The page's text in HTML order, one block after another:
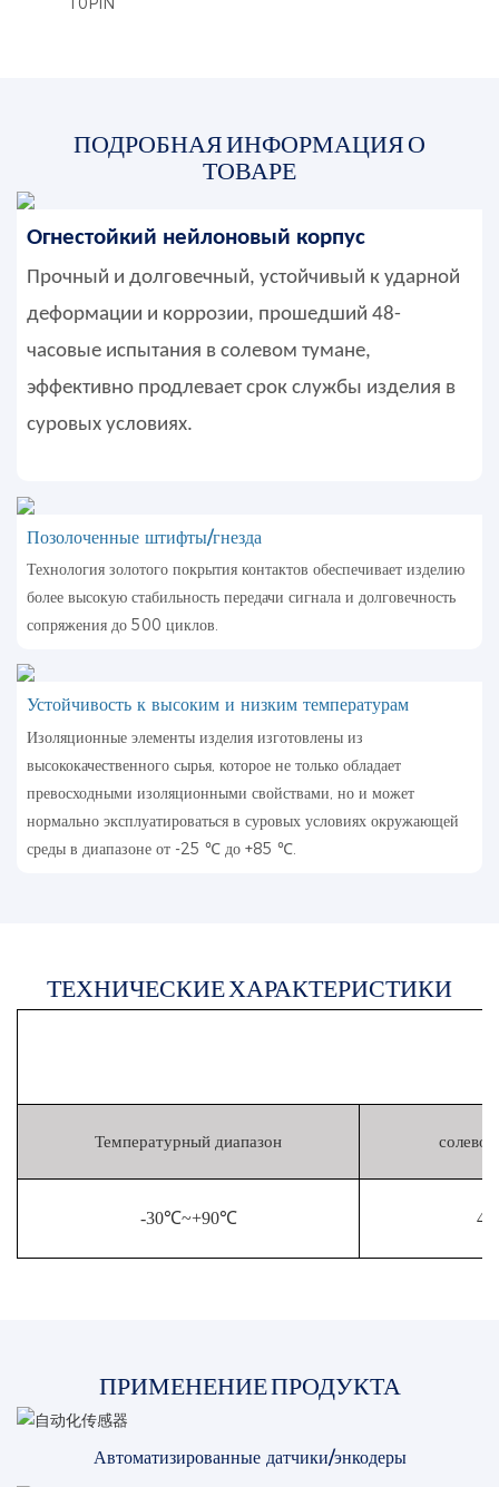
ПОДРОБНАЯ ИНФОРМАЦИЯ О
ТОВАРЕ
Огнестойкий нейлоновый корпус
Прочный и долговечный, устойчивый к ударной
деформации и коррозии, прошедший 48-
часовые испытания в солевом тумане,
эффективно продлевает срок службы изделия в
суровых условиях.
Позолоченные штифты/гнезда
Технология золотого покрытия контактов обеспечивает изделию
более высокую стабильность передачи сигнала и долговечность
сопряжения до 500 циклов.
Устойчивость к высоким и низким температурам
Изоляционные элементы изделия изготовлены из
высококачественного сырья, которое не только обладает
превосходными изоляционными свойствами, но и может
нормально эксплуатироваться в суровых условиях окружающей
среды в диапазоне от -25 ℃ до +85 ℃.
ТЕХНИЧЕСКИЕ ХАРАКТЕРИСТИКИ
Температурный диапазон
-30℃~+90℃
ПРИМЕНЕНИЕ ПРОДУКТА
Автоматизированные датчики/энкодеры